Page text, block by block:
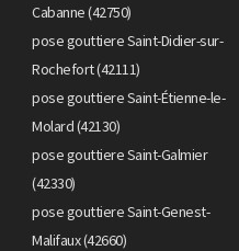
Cabanne (42750)
pose gouttiere Saint-Didier-sur-
Rochefort (42111)
pose gouttiere Saint-Étienne-le-
Molard (42130)
pose gouttiere Saint-Galmier
(42330)
pose gouttiere Saint-Genest-
Malifaux (42660)